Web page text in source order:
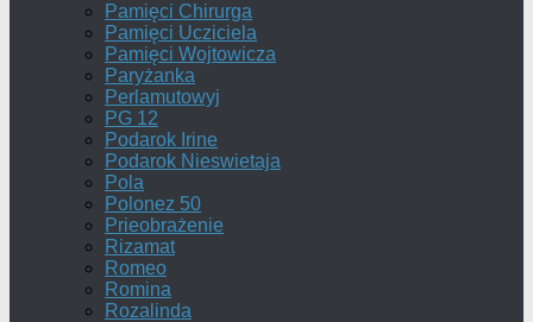
Pamięci Chirurga
Pamięci Ucziciela
Pamięci Wojtowicza
Paryżanka
Perlamutowyj
PG 12
Podarok Irine
Podarok Nieswietaja
Pola
Polonez 50
Prieobrażenie
Rizamat
Romeo
Romina
Rozalinda